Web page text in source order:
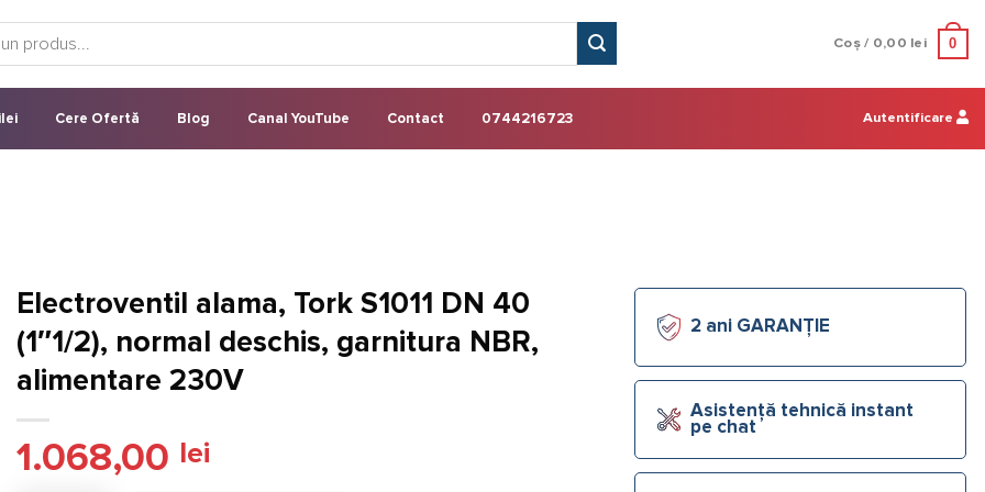
Coș / 0,00 lei 0
Cere Ofertă Blog Canal YouTube Contact 0744216723 Autentificare
Electroventil alama, Tork S1011 DN 40
(1″1/2), normal deschis, garnitura NBR,
alimentare 230V
1.068,00 lei
2 ani GARANȚIE
Asistență tehnică instant
pe chat